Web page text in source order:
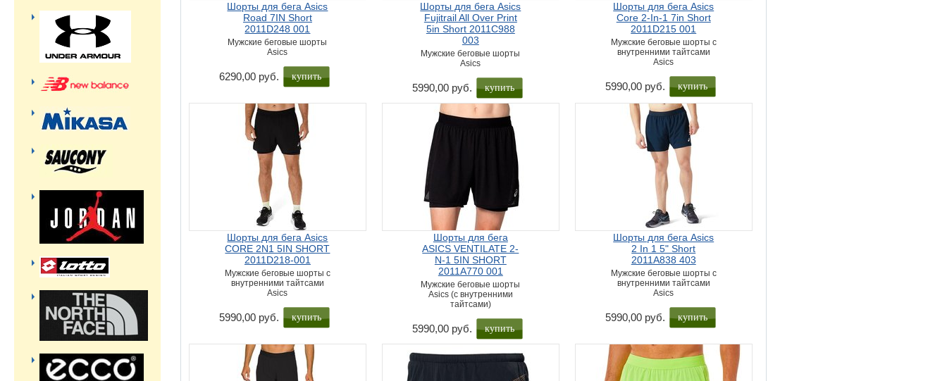
Шорты для бега Asics
Road 7IN Short
2011D248 001
Мужские беговые шорты
Asics
6290,00 руб. купить
Шорты для бега Asics
Fujitrail All Over Print
5in Short 2011C988
003
Мужские беговые шорты
Asics
5990,00 руб. купить
Шорты для бега Asics
Core 2-In-1 7in Short
2011D215 001
Мужские беговые шорты с
внутренними тайтсами
Asics
5990,00 руб. купить
Шорты для бега Asics
CORE 2N1 5IN SHORT
2011D218-001
Мужские беговые шорты с
внутренними тайтсами
Asics
5990,00 руб. купить
Шорты для бега
ASICS VENTILATE 2-
N-1 5IN SHORT
2011A770 001
Мужские беговые шорты
Asics (с внутренними
тайтсами)
5990,00 руб. купить
Шорты для бега Asics
2 In 1 5" Short
2011A838 403
Мужские беговые шорты с
внутренними тайтсами
Asics
5990,00 руб. купить